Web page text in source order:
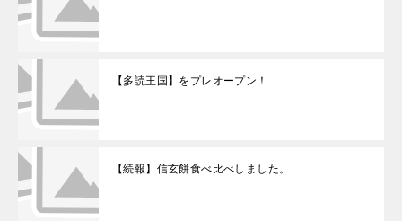
【多読王国】をプレオープン！
【続報】信玄餅食べ比べしました。